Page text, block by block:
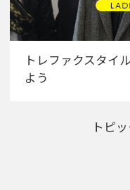
トレファクスタイ
よう
トピ